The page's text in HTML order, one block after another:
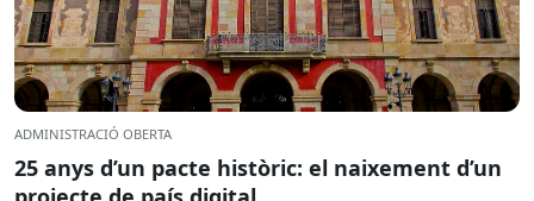
ADMINISTRACIÓ OBERTA
25 anys d’un pacte històric: el naixement d’un